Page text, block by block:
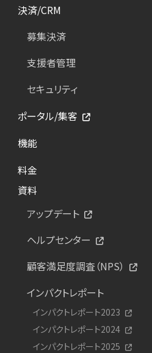
決済/CRM
募集決済
支援者管理
セキュリティ
ポータル/集客
機能
料金
資料
アップデート
ヘルプセンター
顧客満足度調査（NPS）
インパクトレポート
インパクトレポート2023
インパクトレポート2024
インパクトレポート2025